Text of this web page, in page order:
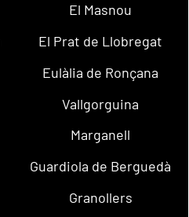
El Masnou
El Prat de Llobregat
Eulàlia de Ronçana
Vallgorguina
Marganell
Guardiola de Berguedà
Granollers